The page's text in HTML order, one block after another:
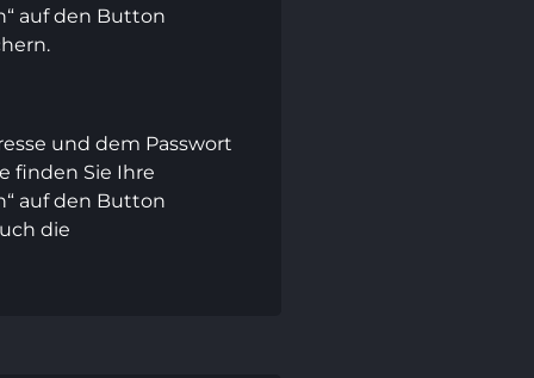
auf den Button
und dem Passwort
finden Sie Ihre
auf den Button
die